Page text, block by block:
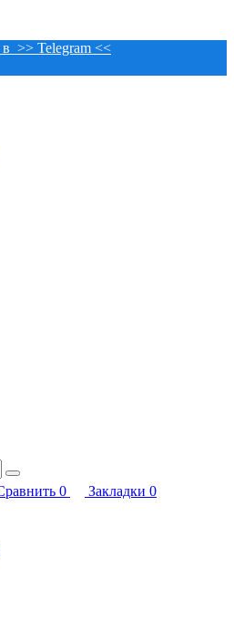
>> Telegram <<
0 Закладки 0